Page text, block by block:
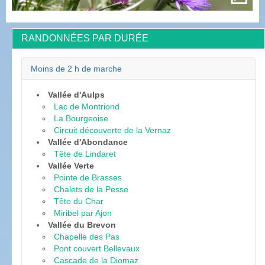
RANDONNÉES PAR DURÉE
Moins de 2 h de marche
Vallée d'Aulps
Lac de Montriond
La Bourgeoise
Circuit découverte de la Vernaz
Vallée d'Abondance
Tête de Lindaret
Vallée Verte
Pointe de Brasses
Chalets de la Pesse
Tête du Char
Miribel par Ajon
Vallée du Brevon
Chapelle des Pas
Pont couvert Bellevaux
Cascade de la Diomaz